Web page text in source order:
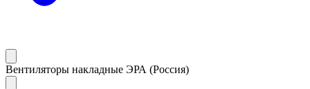
Вентиляторы накладные ЭРА (Россия)